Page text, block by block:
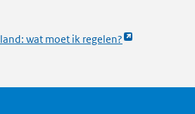
wat moet ik regelen?